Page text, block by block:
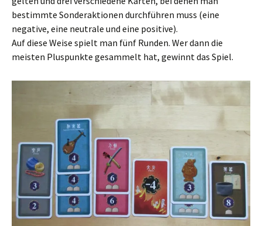
bestimmte Sonderaktionen durchführen muss (eine
negative, eine neutrale und eine positive).
Auf diese Weise spielt man fünf Runden. Wer dann die
meisten Pluspunkte gesammelt hat, gewinnt das Spiel.